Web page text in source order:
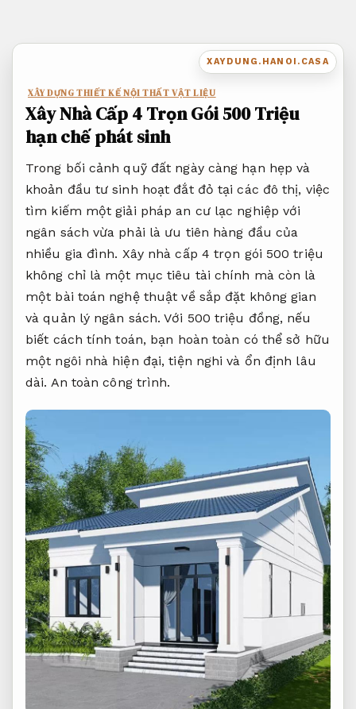
nội
XAYDUNG.HANOI.CASA
XÂY DỰNG THIẾT KẾ NỘI THẤT VẬT LIỆU
Xây Nhà Cấp 4 Trọn Gói 500 Triệu
hạn chế phát sinh
Trong bối cảnh quỹ đất ngày càng hạn hẹp và
khoản đầu tư sinh hoạt đắt đỏ tại các đô thị, việc
tìm kiếm một giải pháp an cư lạc nghiệp với
ngân sách vừa phải là ưu tiên hàng đầu của
nhiều gia đình. Xây nhà cấp 4 trọn gói 500 triệu
không chỉ là một mục tiêu tài chính mà còn là
một bài toán nghệ thuật về sắp đặt không gian
và quản lý ngân sách. Với 500 triệu đồng, nếu
biết cách tính toán, bạn hoàn toàn có thể sở hữu
một ngôi nhà hiện đại, tiện nghi và ổn định lâu
dài. An toàn công trình.